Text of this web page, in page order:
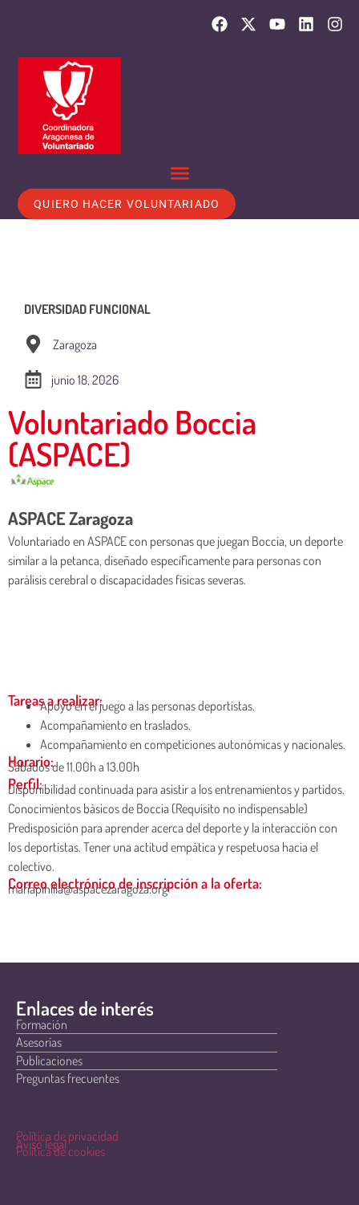
QUIERO HACER VOLUNTARIADO
DIVERSIDAD FUNCIONAL
Zaragoza
junio 18, 2026
Voluntariado Boccia
(ASPACE)
ASPACE Zaragoza
Voluntariado en ASPACE con personas que juegan Boccia, un deporte
similar a la petanca, diseñado específicamente para personas con
parálisis cerebral o discapacidades físicas severas.
Tareas a realizar:
Apoyo en el juego a las personas deportistas.
Acompañamiento en traslados.
Acompañamiento en competiciones autonómicas y nacionales.
Horario:
Sábados de 11.00h a 13.00h
Perfil:
Disponibilidad continuada para asistir a los entrenamientos y partidos.
Conocimientos básicos de Boccia (Requisito no indispensable)
Predisposición para aprender acerca del deporte y la interacción con
los deportistas. Tener una actitud empática y respetuosa hacia el
colectivo.
Correo electrónico de inscripción a la oferta:
mariapinilla@aspacezaragoza.org
Enlaces de interés
Formación
Asesorías
Publicaciones
Preguntas frecuentes
Política de privacidad
Aviso legal
Política de cookies